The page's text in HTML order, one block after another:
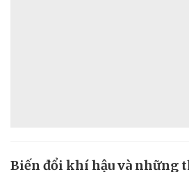
Biến đổi khí hậu và những